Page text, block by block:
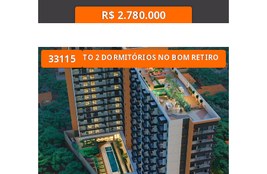
R$ 2.780.000
33115
APARTAMENTO 2 DORMITÓRIOS NO BOM RETIRO